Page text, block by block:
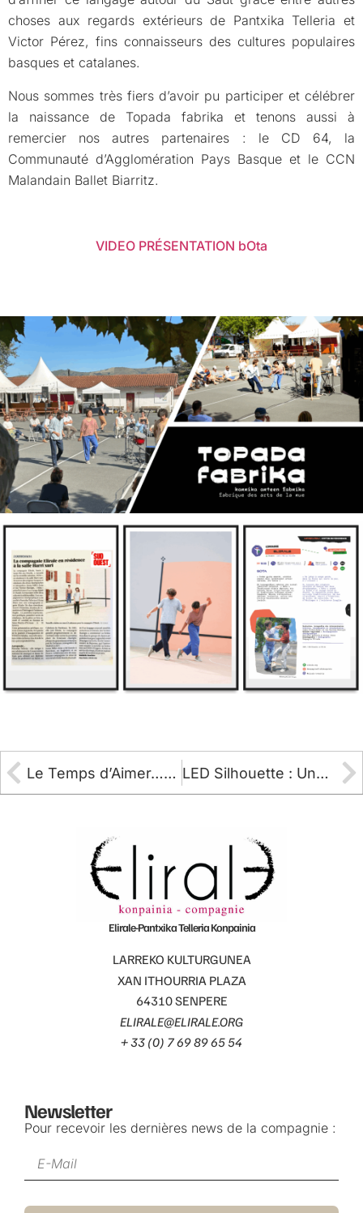
choses aux regards extérieurs de Pantxika Telleria et
Victor Pérez, fins connaisseurs des cultures populaires
basques et catalanes.
Nous sommes très fiers d’avoir pu participer et célébrer
la naissance de Topada fabrika et tenons aussi à
remercier nos autres partenaires : le CD 64, la
Communauté d’Agglomération Pays Basque et le CCN
Malandain Ballet Biarritz.
VIDEO PRÉSENTATION bOta
Le Temps d’Aimer…Dantzaz LED Silhouette : Une conférence dansée à propos de leur prochaine création ULTIMATUM
Elirale-Pantxika Telleria Konpainia
LARREKO KULTURGUNEA
XAN ITHOURRIA PLAZA
64310 SENPERE
ELIRALE@ELIRALE.ORG
+ 33 (0) 7 69 89 65 54
Newsletter
Pour recevoir les dernières news de la compagnie :